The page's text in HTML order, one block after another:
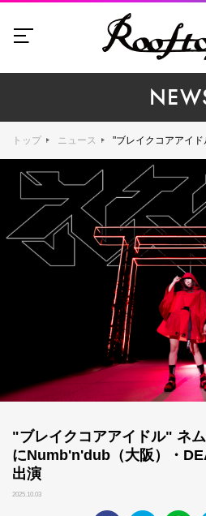
トップ ニュース "ブレイクコアアイドル" ネムレスの主催
"ブレイクコアアイドル" ネ
にNumb'n'dub（大阪）・
出演
2025.10.03